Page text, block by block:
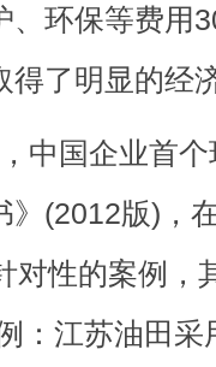
、环保等费用
得了明显的经
国企业首个
》(2012版)，
对性的案例，
：江苏油田